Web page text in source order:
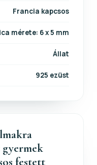
Francia kapcsos
mérete: 6 x 5 mm
Állat
925 ezüst
festett